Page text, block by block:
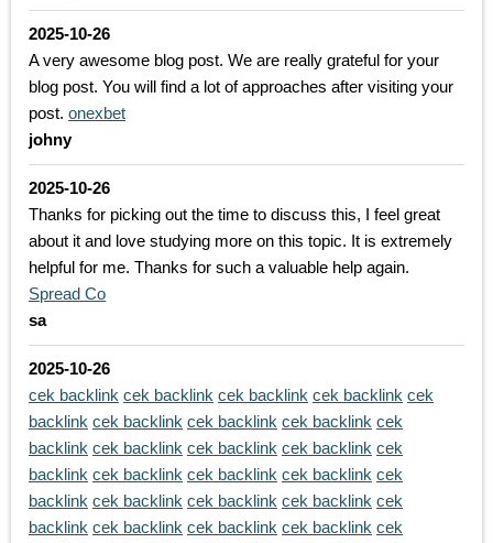
2025-10-26
A very awesome blog post. We are really grateful for your
blog post. You will find a lot of approaches after visiting your
post. onexbet
johny
2025-10-26
Thanks for picking out the time to discuss this, I feel great
about it and love studying more on this topic. It is extremely
helpful for me. Thanks for such a valuable help again.
Spread Co
sa
2025-10-26
cek backlink cek backlink cek backlink cek backlink cek
backlink cek backlink cek backlink cek backlink cek
backlink cek backlink cek backlink cek backlink cek
backlink cek backlink cek backlink cek backlink cek
backlink cek backlink cek backlink cek backlink cek
backlink cek backlink cek backlink cek backlink cek